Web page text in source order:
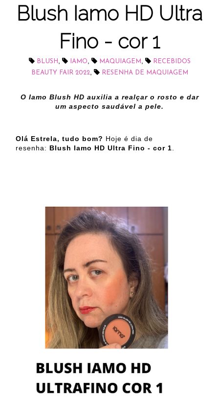
Blush Iamo HD Ultra
Fino - cor 1
BLUSH , IAMO, MAQUIAGEM ,
RECEBIDOS
BEAUTY FAIR 2022, RESENHA DE MAQUIAGEM
O Iamo Blush HD auxilia a realçar o rosto e dar
um aspecto saudável a pele.
Olá Estrela, tudo bom? Hoje é dia de
resenha: Blush Iamo HD Ultra Fino - cor 1.